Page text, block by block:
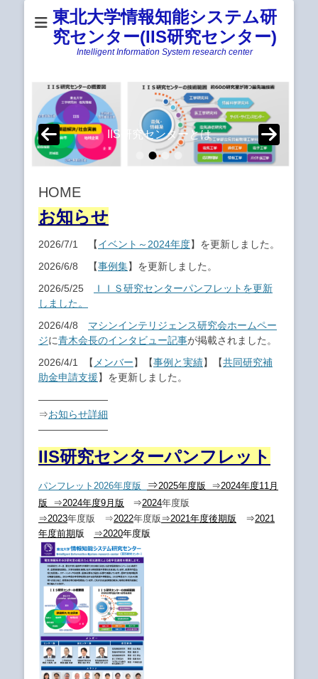
東北大学情報知能システム研
究センター(IIS研究センター)
Intelligent Information System research center
•••
IIS研究センターとは
投稿日:
HOME
お知らせ
2026/7/1 【イベント～2024年度】を更新しました。
2026/6/8 【事例集】を更新しました。
2026/5/25
ＩＩＳ研究センターパンフレットを更新
しました。
2026/4/8 マシンインテリジェンス研究会ホームペー
ジに青木会長のインタビュー記事が掲載されました。
2026/4/1 【 メンバー】【事例と実績】【共同研究補
助金申請支援】を更新しました。
———————
⇒お知らせ詳細
———————
IIS研究センターパンフレット
パンフレット2026年度版 ⇒2025年度版 ⇒2024年度11月
版 ⇒2024年度9月版 ⇒2024年度版
⇒2023年度版 ⇒2022年度版⇒2021年度後期版 ⇒2021
年度前期版 ⇒2020年度版